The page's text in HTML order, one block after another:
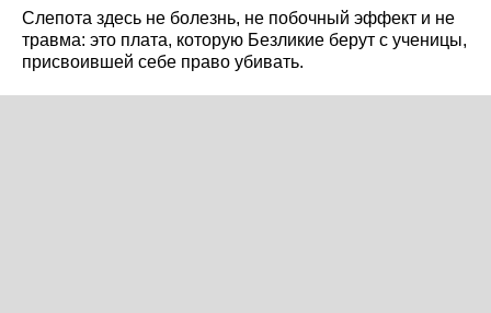
Слепота здесь не болезнь, не побочный эффект и не
травма: это плата, которую Безликие берут с ученицы,
присвоившей себе право убивать.